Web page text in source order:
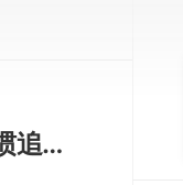
Stoic v2026.10 Mac情绪/心理健康 + 日记／习惯追踪”应用